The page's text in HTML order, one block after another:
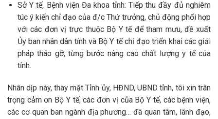
Sở Y tế, Bệnh viện Đa khoa tỉnh: Tiếp thu đầy đủ nghiêm
túc ý kiến chỉ đạo của đ/c Thứ trưởng, chủ động phối hợp
với các đơn vị trực thuộc Bộ Y tế để tham mưu, đề xuất
Ủy ban nhân dân tỉnh và Bộ Y tế chỉ đạo triển khai các giải
pháp tháo gỡ, từng bước nâng cao chất lượng y tế của
tỉnh.
Nhân dịp này, thay mặt Tỉnh ủy, HĐND, UBND tỉnh, tôi xin trân
trọng cảm ơn Bộ Y tế, các đơn vị của Bộ Y tế, các bệnh viện,
các cơ quan ban ngành địa phương… đã quan tâm, lãnh đạo,